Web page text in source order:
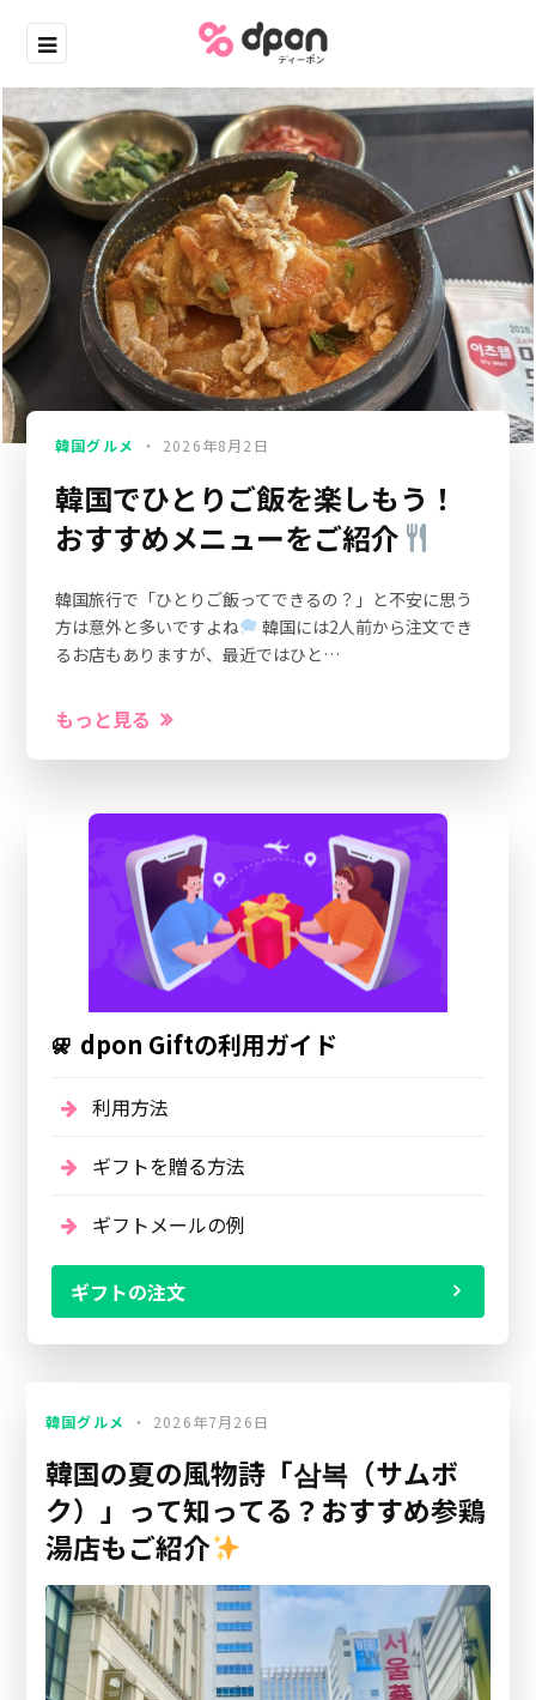
韓国グルメ 2026年8月2日
韓国でひとりご飯を楽しもう！
おすすめメニューをご紹介
韓国旅行で「ひとりご飯ってできるの？」と不安に思う
方は意外と多いですよね
韓国には2人前から注文でき
るお店もありますが、最近ではひと…
もっと見る
dpon Giftの利用ガイド
利用方法
ギフトを贈る方法
ギフトメールの例
ギフトの注文
韓国グルメ 2026年7月26日
韓国の夏の風物詩「삼복（サムボ
ク）」って知ってる？おすすめ参鶏
湯店もご紹介